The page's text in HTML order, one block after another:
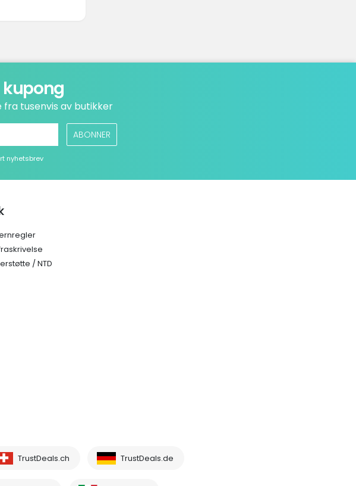
kupong
tusenvis av butikker
ABONNER
nyhetsbrev
/ NTD
TrustDeals.ch TrustDeals.de